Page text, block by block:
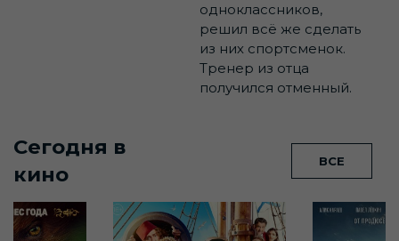
одноклассников,
решил всё же сделать
из них спортсменок.
Тренер из отца
получился отменный.
Сегодня в
кино
ВСЕ